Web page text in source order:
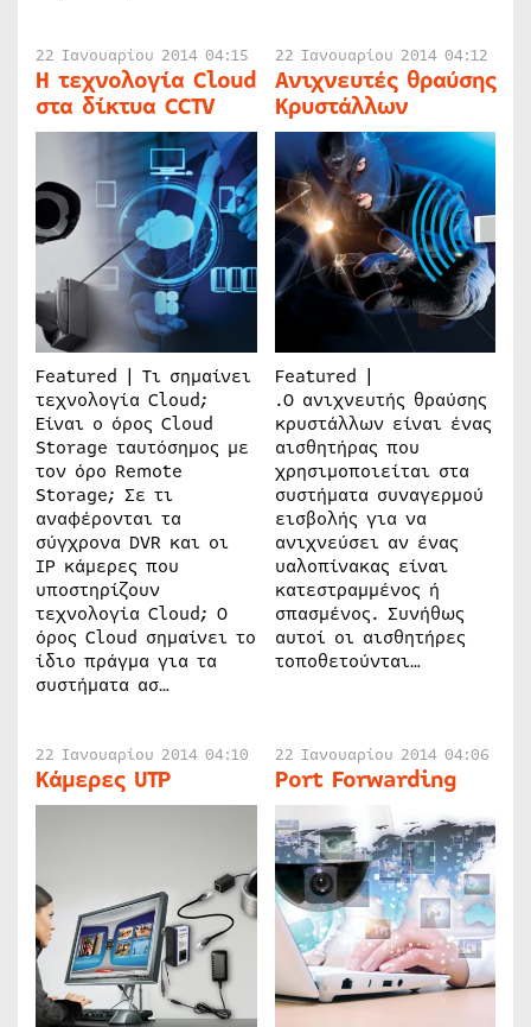
22 Ιανουαρίου 2014 04:15
Η τεχνολογία Cloud
στα δίκτυα CCTV
Featured | Τι σημαίνει
τεχνολογία Cloud;
Είναι ο όρος Cloud
Storage ταυτόσημος με
τον όρο Remote
Storage; Σε τι
αναφέρονται τα
σύγχρονα DVR και οι
IP κάμερες που
υποστηρίζουν
τεχνολογία Cloud; Ο
όρος Cloud σημαίνει το
ίδιο πράγμα για τα
συστήματα ασ…
22 Ιανουαρίου 2014 04:12
Ανιχνευτές θραύσης
Κρυστάλλων
Featured |
.O ανιχνευτής θραύσης
κρυστάλλων είναι ένας
αισθητήρας που
χρησιμοποιείται στα
συστήματα συναγερμού
εισβολής για να
ανιχνεύσει αν ένας
υαλοπίνακας είναι
κατεστραμμένος ή
σπασμένος. Συνήθως
αυτοί οι αισθητήρες
τοποθετούνται…
22 Ιανουαρίου 2014 04:10
Κάμερες UTP
22 Ιανουαρίου 2014 04:06
Port Forwarding